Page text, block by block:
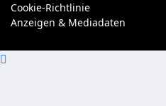
Cookie-Richtlinie
Anzeigen & Mediadaten